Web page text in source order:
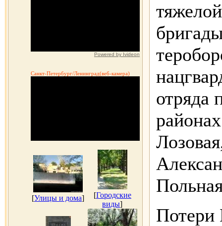
Powered by Ivideon
Санкт-Петербург/Ленинград(веб-камера)
[Улицы и дома] [Городские
виды]
отряда
Потери